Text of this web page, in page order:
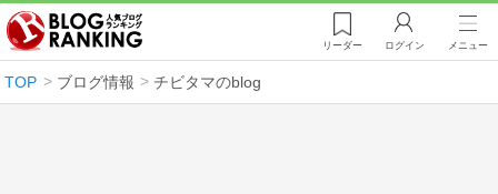
リーダー ログイン メニュー
TOP ブログ情報 チビタマのblog